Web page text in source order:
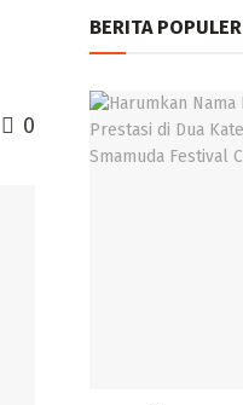
0
BERITA POPULER